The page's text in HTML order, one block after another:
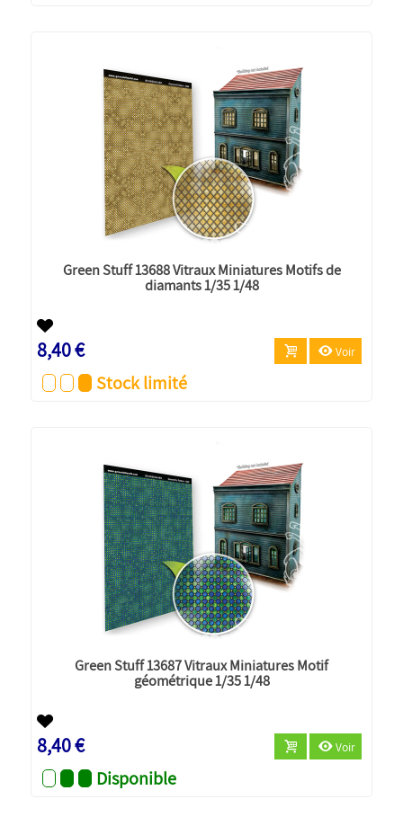
Green Stuff 13688 Vitraux Miniatures Motifs de
diamants 1/35 1/48
8,40 € Voir
Stock limité
Green Stuff 13687 Vitraux Miniatures Motif
géométrique 1/35 1/48
8,40 € Voir
Disponible